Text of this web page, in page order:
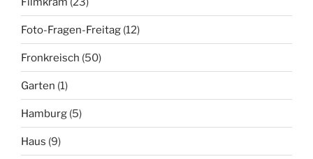
Foto-Fragen-Freitag (12)
Fronkreisch (50)
Garten (1)
Hamburg (5)
Haus (9)